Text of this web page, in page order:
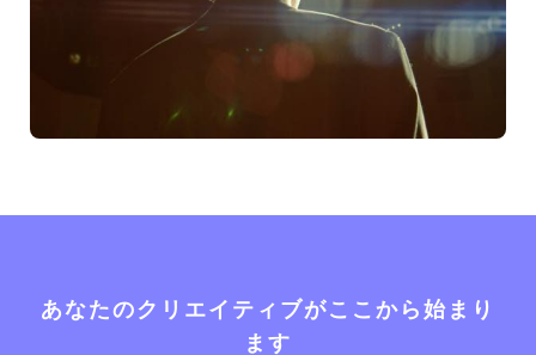
あなたのクリエイティブがここから始まり
ます